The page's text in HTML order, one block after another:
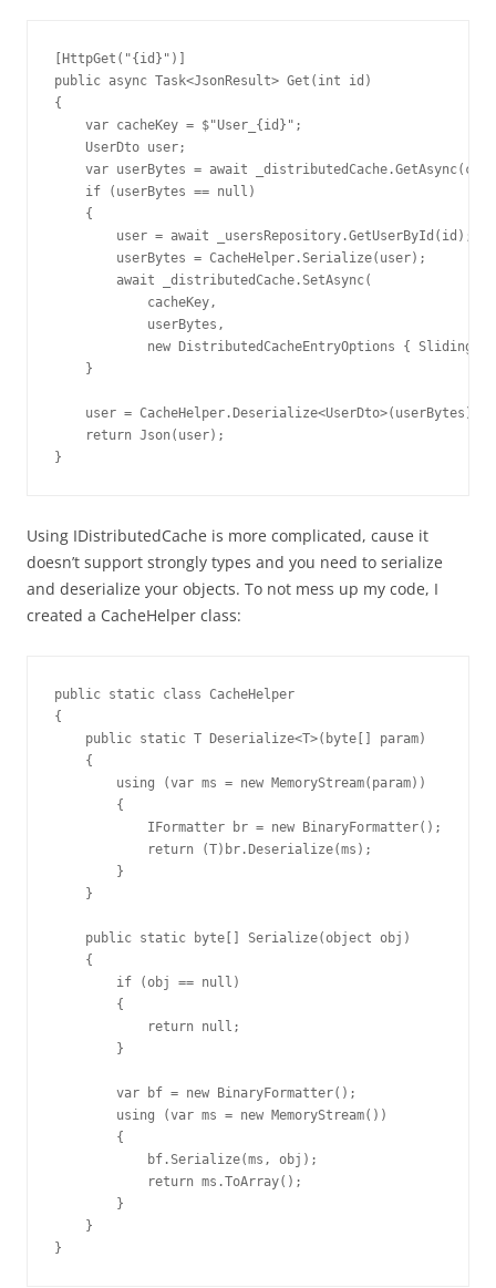
[HttpGet("{id}")]
public async Task<JsonResult> Get(int id)
{
    var cacheKey = $"User_{id}";
    UserDto user;
var userBytes = await
    if (userBytes == null)
    {
        user = await _usersRepository.GetUserById(id);
        userBytes = CacheHelper.Serialize(user);
        await _distributedCache.SetAsync(
            cacheKey,
            userBytes,
new DistributedCacheEntryOptions {
    }
    user = CacheHelper.Deserialize<UserDto>(userBytes);
    return Json(user);
}
Using IDistributedCache is more complicated, cause it
doesn’t support strongly types and you need to serialize
and deserialize your objects. To not mess up my code, I
created a CacheHelper class:
public static class CacheHelper
{
    public static T Deserialize<T>(byte[] param)
    {
        using (var ms = new MemoryStream(param))
        {
            IFormatter br = new BinaryFormatter();
            return (T)br.Deserialize(ms);
        }
    }
    public static byte[] Serialize(object obj)
    {
        if (obj == null)
        {
            return null;
        }
        var bf = new BinaryFormatter();
        using (var ms = new MemoryStream())
        {
            bf.Serialize(ms, obj);
            return ms.ToArray();
        }
    }
}